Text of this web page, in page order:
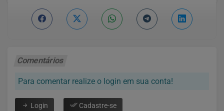
Comentários
Para comentar realize o login em sua conta!
Login Cadastre-se